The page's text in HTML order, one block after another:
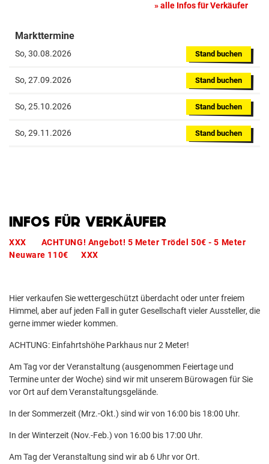
alle Infos für Verkäufer
Markttermine
So, 30.08.2026 Stand buchen
So, 27.09.2026 Stand buchen
So, 25.10.2026 Stand buchen
So, 29.11.2026 Stand buchen
INFOS FÜR VERKÄUFER
XXX ACHTUNG! Angebot! 5 Meter Trödel 50€ - 5 Meter
Neuware 110€ XXX
Hier verkaufen Sie wettergeschützt überdacht oder unter freiem
Himmel, aber auf jeden Fall in guter Gesellschaft vieler Aussteller, die
gerne immer wieder kommen.
ACHTUNG: Einfahrtshöhe Parkhaus nur 2 Meter!
Am Tag vor der Veranstaltung (ausgenommen Feiertage und
Termine unter der Woche) sind wir mit unserem Bürowagen für Sie
vor Ort auf dem Veranstaltungsgelände.
In der Sommerzeit (Mrz.-Okt.) sind wir von 16:00 bis 18:00 Uhr.
In der Winterzeit (Nov.-Feb.) von 16:00 bis 17:00 Uhr.
Am Tag der Veranstaltung sind wir ab 6 Uhr vor Ort.